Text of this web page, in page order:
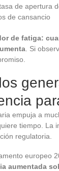
de apertura
de cansancio
de fatiga:
. Si
empuja a
tiempo. La
regulatoria.
europeo
aumentada